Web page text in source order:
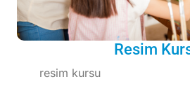
Resim
resim kursu